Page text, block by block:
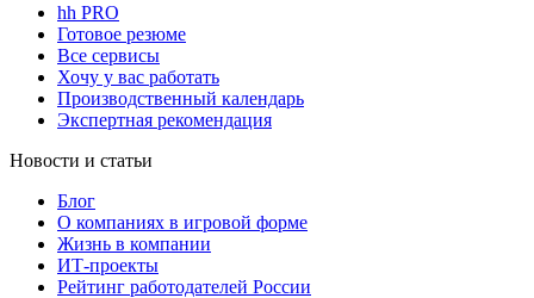
hh PRO
Готовое резюме
Все сервисы
Хочу у вас работать
Производственный календарь
Экспертная рекомендация
Новости и статьи
Блог
О компаниях в игровой форме
Жизнь в компании
ИТ-проекты
Рейтинг работодателей России